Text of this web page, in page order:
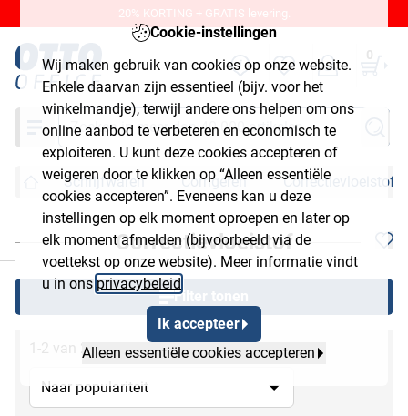
Cookie-instellingen
Wij maken gebruik van cookies op onze website.
Enkele daarvan zijn essentieel (bijv. voor het
winkelmandje), terwijl andere ons helpen om ons
online aanbod te verbeteren en economisch te
exploiteren. U kunt deze cookies accepteren of
weigeren door te klikken op “Alleen essentiële
cookies accepteren”. Eveneens kan u deze
instellingen op elk moment oproepen en later op
elk moment afmelden (bijvoorbeeld via de
voettekst op onze website). Meer informatie vindt
u in ons privacybeleid
Ik accepteer
Alleen essentiële cookies accepteren
20% KORTING + GRATIS levering.
0
Zoeken
Schrijfwaren Corrigeren Correctievloeistof
Correctievloeistof
Filter tonen
1-2 van 2